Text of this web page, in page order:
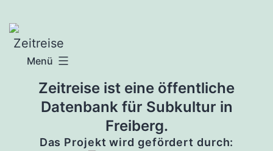
Inhalt
springen
Menü
Zeitreise ist eine öffentliche
Datenbank für Subkultur in
Freiberg.
Das Projekt wird gefördert durch: